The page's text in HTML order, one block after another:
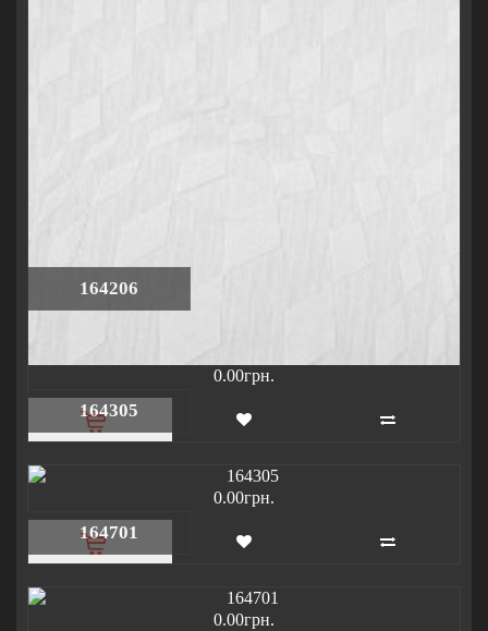
164206
0.00грн.
164305
0.00грн.
164701
0.00грн.